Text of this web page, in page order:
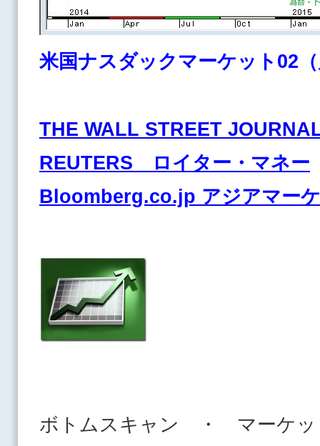
米国ナスダックマーケット02
THE WALL STREET
REUTERS ロイター・マネー
Bloomberg.co.jp アジアマー
ボトムスキャン ・ マーケッ